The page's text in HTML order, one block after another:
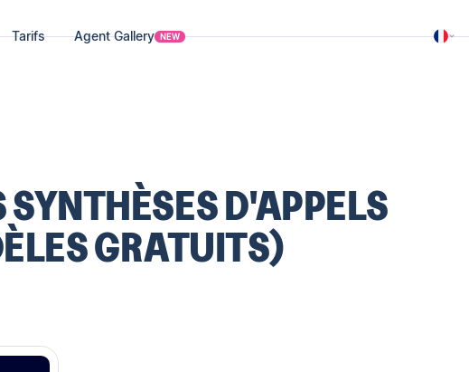
Tarifs Agent Gallery NEW
D'APPELS
GRATUITS)